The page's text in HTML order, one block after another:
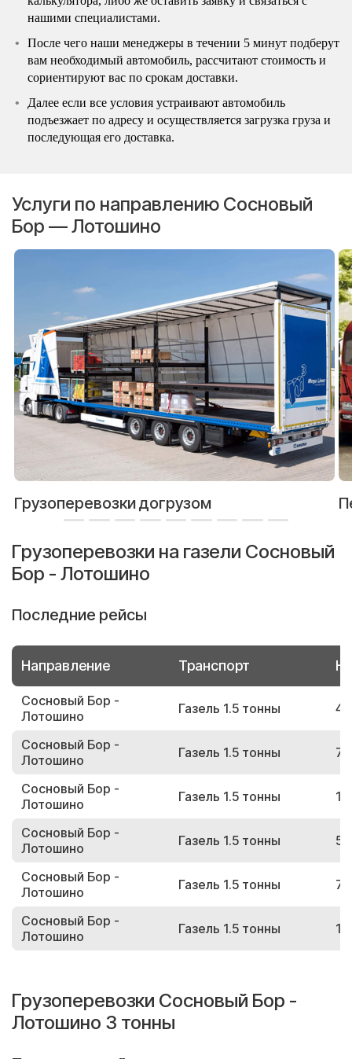
нашими специалистами.
После чего наши менеджеры в течении 5 минут подберут
вам необходимый автомобиль, рассчитают стоимость и
сориентируют вас по срокам доставки.
Далее если все условия устраивают автомобиль
подъезжает по адресу и осуществляется загрузка груза и
последующая его доставка.
Услуги по направлению Сосновый
Бор — Лотошино
Грузоперевозки догрузом
Грузоперевозки на газели Сосновый
Бор - Лотошино
Последние рейсы
Направление Транспорт
Сосновый Бор -
Лотошино
Газель 1.5 тонны
Сосновый Бор -
Лотошино
Газель 1.5 тонны
Сосновый Бор -
Лотошино
Газель 1.5 тонны
Сосновый Бор -
Лотошино
Газель 1.5 тонны
Сосновый Бор -
Лотошино
Газель 1.5 тонны
Сосновый Бор -
Лотошино
Газель 1.5 тонны
Грузоперевозки Сосновый Бор -
Лотошино 3 тонны